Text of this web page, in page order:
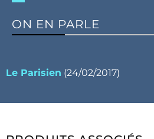
ON EN PARLE
Le Parisien (24/02/2017)